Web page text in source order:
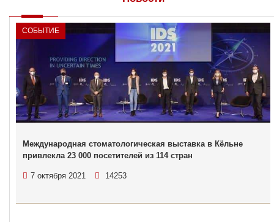
СОБЫТИЕ
Международная стоматологическая выставка в Кёльне
привлекла 23 000 посетителей из 114 стран
7 октября 2021 14253